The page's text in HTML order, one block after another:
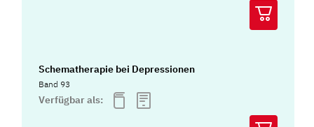
Schematherapie bei Depressionen
Band 93
Verfügbar als: